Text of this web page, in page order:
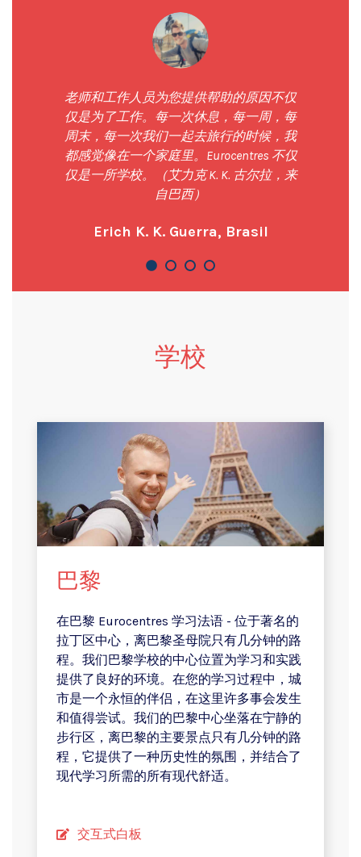
老师和工作人员为您提供帮助的原因不仅
仅是为了工作。每一次休息，每一周，每
周末，每一次我们一起去旅行的时候，我
都感觉像在一个家庭里。Eurocentres 不仅
仅是一所学校。（艾力克 K. K. 古尔拉，来
自巴西）
Erich K. K. Guerra, Brasil
学校
巴黎
在巴黎 Eurocentres 学习法语 - 位于著名的
拉丁区中心，离巴黎圣母院只有几分钟的路
程。 我们巴黎学校的中心位置为学习和实践
提供了良好的环境。在您的学习过程中，城
市是一个永恒的伴侣，在这里许多事会发生
和值得尝试。我们的巴黎中心坐落在宁静的
步行区，离巴黎的主要景点只有几分钟的路
程，它提供了一种历史性的氛围，并结合了
现代学习所需的所有现代舒适。
交互式白板